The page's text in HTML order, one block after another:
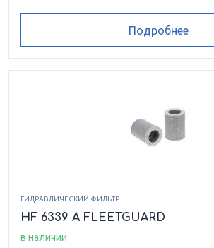
Подробнее
ГИДРАВЛИЧЕСКИЙ ФИЛЬТР
HF 6339 A FLEETGUARD
в наличии